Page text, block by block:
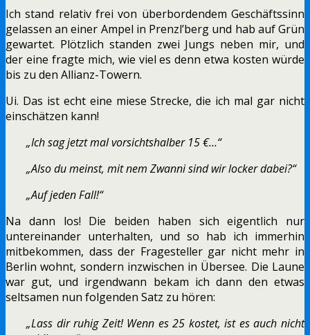
Ich stand relativ frei von überbordendem Geschäftssinn
gelassen an einer Ampel in Prenzl’berg und hab auf Grün
gewartet. Plötzlich standen zwei Jungs neben mir, und
der eine fragte mich, wie viel es denn etwa kosten würde
bis zu den Allianz-Towern.
Ui. Das ist echt eine miese Strecke, die ich mal gar nicht
einschätzen kann!
„Ich sag jetzt mal vorsichtshalber 15 €…“
„Also du meinst, mit nem Zwanni sind wir locker dabei?“
„Auf jeden Fall!“
Na dann los! Die beiden haben sich eigentlich nur
untereinander unterhalten, und so hab ich immerhin
mitbekommen, dass der Fragesteller gar nicht mehr in
Berlin wohnt, sondern inzwischen in Übersee. Die Laune
war gut, und irgendwann bekam ich dann den etwas
seltsamen nun folgenden Satz zu hören:
„Lass dir ruhig Zeit! Wenn es 25 kostet, ist es auch nicht